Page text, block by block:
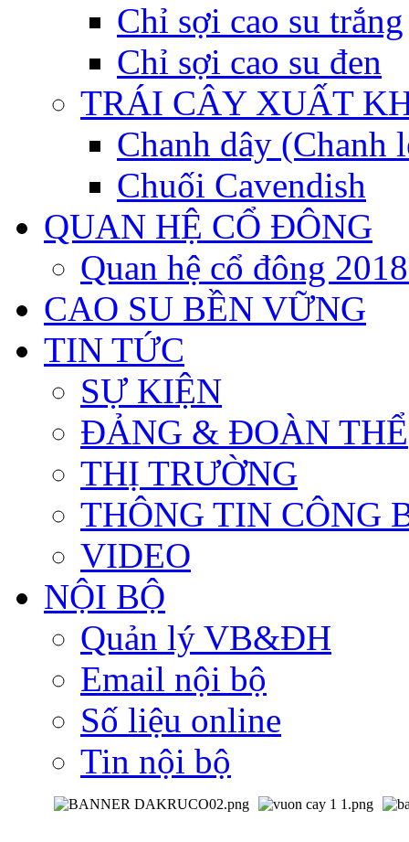
Chỉ sợi cao su trắng
Chỉ sợi cao su đen
TRÁI CÂY XUẤT
Chanh dây (Chanh
Chuối Cavendish
QUAN HỆ CỔ ĐÔNG
Quan hệ cổ đông
CAO SU BỀN VỮNG
TIN TỨC
SỰ KIỆN
ĐẢNG & ĐOÀN THỂ
THỊ TRƯỜNG
THÔNG TIN CÔNG
VIDEO
NỘI BỘ
Quản lý VB&ĐH
Email nội bộ
Số liệu online
Tin nội bộ